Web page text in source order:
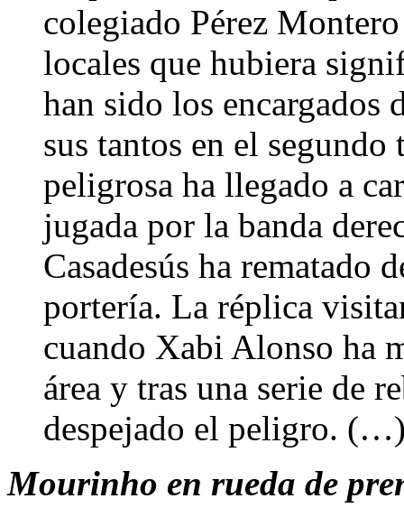
colegiado Pérez
locales que hubiera
han sido los encargados
sus tantos en el
peligrosa ha llegado a
jugada por la banda
Casadesús ha rematado
portería. La réplica
cuando Xabi Alonso ha
área y tras una serie de
despejado el peligro.
Mourinho en rueda de